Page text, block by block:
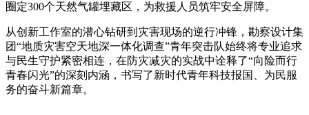
圈定300个天然气罐埋藏区，为救援人员筑牢安全屏障。
从创新工作室的潜心钻研到灾害现场的逆行冲锋，勘察设计集
团“地质灾害空天地深一体化调查”青年突击队始终将专业追求
与民生守护紧密相连，在防灾减灾的实战中诠释了“向险而行
青春闪光”的深刻内涵，书写了新时代青年科技报国、为民服
务的奋斗新篇章。